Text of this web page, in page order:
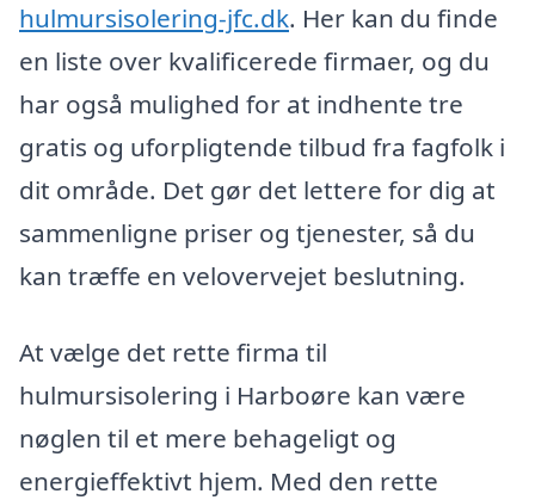
hulmursisolering-jfc.dk. Her kan du finde
en liste over kvalificerede firmaer, og du
har også mulighed for at indhente tre
gratis og uforpligtende tilbud fra fagfolk i
dit område. Det gør det lettere for dig at
sammenligne priser og tjenester, så du
kan træffe en velovervejet beslutning.
At vælge det rette firma til
hulmursisolering i Harboøre kan være
nøglen til et mere behageligt og
energieffektivt hjem. Med den rette